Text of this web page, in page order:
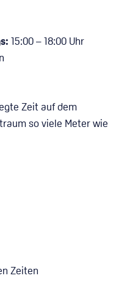
15:00 – 18:00 Uhr
Zeit auf dem
so viele Meter wie
Zeiten